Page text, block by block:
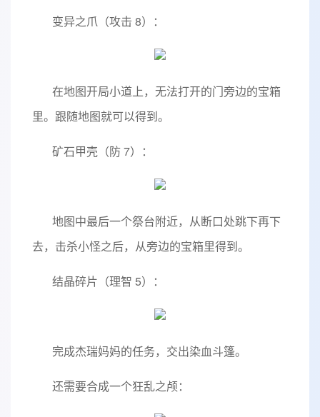
变异之爪（攻击 8）：
在地图开局小道上，无法打开的门旁边的宝箱
里。跟随地图就可以得到。
矿石甲壳（防 7）：
地图中最后一个祭台附近，从断口处跳下再下
去，击杀小怪之后，从旁边的宝箱里得到。
结晶碎片（理智 5）：
完成杰瑞妈妈的任务，交出染血斗篷。
还需要合成一个狂乱之颅：